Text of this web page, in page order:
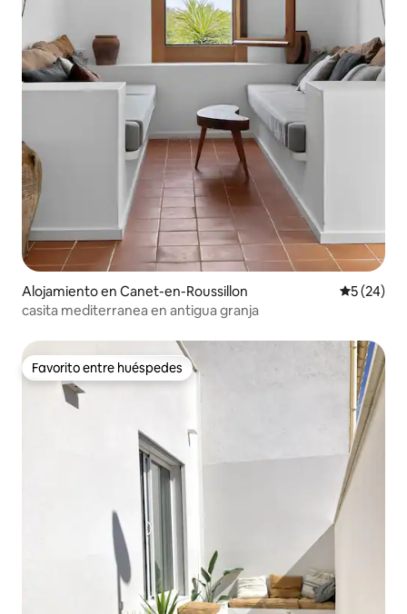
Alojamiento en Canet-en-Roussillon
5 (24)
casita mediterranea en antigua granja
Favorito entre huéspedes
Favorito entre huéspedes